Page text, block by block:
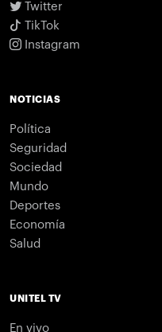
Twitter
TikTok
Instagram
NOTICIAS
Política
Seguridad
Sociedad
Mundo
Deportes
Economía
Salud
UNITEL TV
En vivo